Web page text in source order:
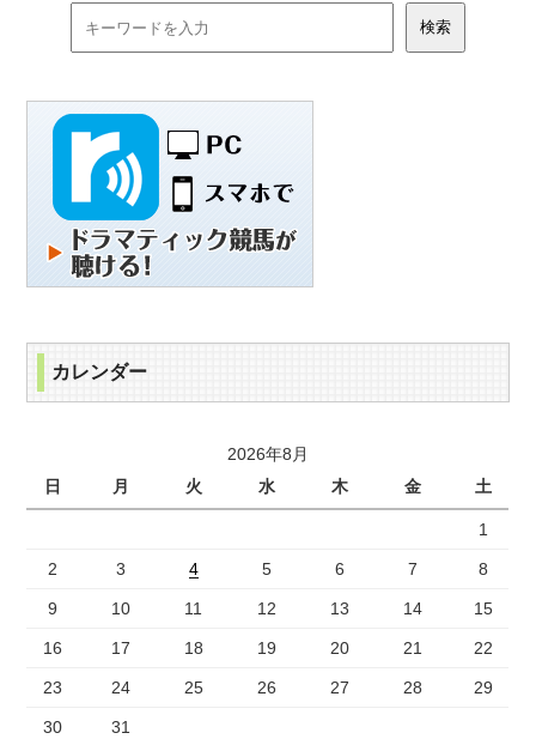
カレンダー
2026年8月
日
月 火 水 木 金 土
1
2 3 4 5 6 7 8
9 10 11 12 13 14 15
16 17 18 19 20 21 22
23 24 25 26 27 28 29
30 31